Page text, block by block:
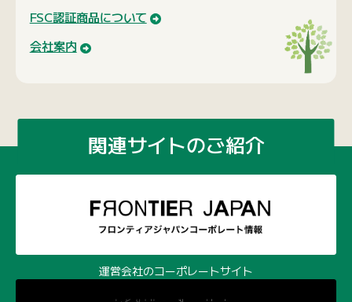
FSC認証商品について
会社案内
関連サイトのご紹介
運営会社のコーポレートサイト